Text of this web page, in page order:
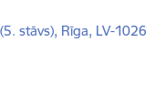
stāvs), Rīga, LV-1026